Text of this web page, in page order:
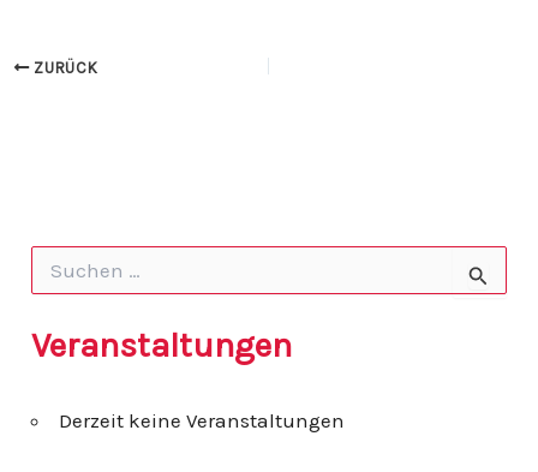
ZURÜCK
h
e
a
Veranstaltungen
Derzeit keine Veranstaltungen